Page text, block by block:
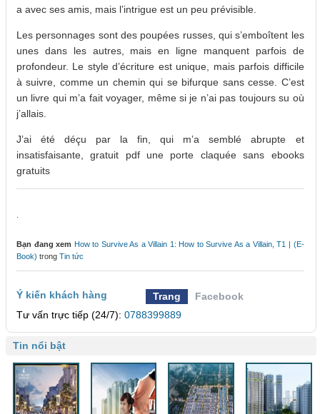
a avec ses amis, mais l’intrigue est un peu prévisible.
Les personnages sont des poupées russes, qui s’emboîtent les
unes dans les autres, mais en ligne manquent parfois de
profondeur. Le style d’écriture est unique, mais parfois difficile
à suivre, comme un chemin qui se bifurque sans cesse. C’est
un livre qui m’a fait voyager, même si je n’ai pas toujours su où
j’allais.
J’ai été déçu par la fin, qui m’a semblé abrupte et
insatisfaisante, gratuit pdf une porte claquée sans ebooks
gratuits
Bạn đang xem How to Survive As a Villain 1: How to Survive As a Villain, T1 | (E-
Book) trong Tin tức
Ý kiến khách hàng Trang
Facebook
Tư vấn trực tiếp (24/7): 0788399889
Tin nổi bật